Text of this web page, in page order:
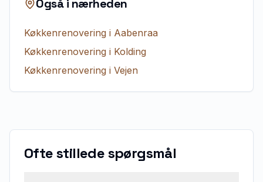
Også i nærheden
Køkkenrenovering i Aabenraa
Køkkenrenovering i Kolding
Køkkenrenovering i Vejen
Ofte stillede spørgsmål